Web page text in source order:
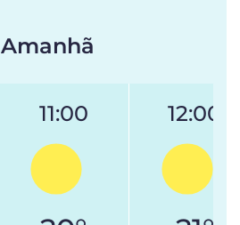
Amanhã
11:00 12:00